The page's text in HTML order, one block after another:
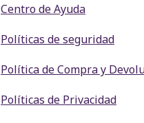
Centro de Ayuda
Políticas de seguridad
Política de Compra y
Políticas de Privacidad